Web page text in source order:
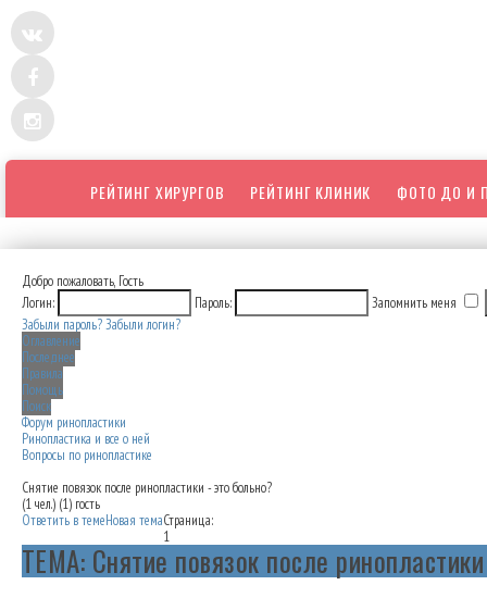
РЕЙТИНГ ХИРУРГОВ РЕЙТИНГ КЛИНИК ФОТО ДО И
Добро пожаловать, Гость
Логин:
Пароль:
Запомнить меня
Забыли пароль?Забыли логин?
Оглавление
Последнее
Правила
Помощь
Поиск
Форум ринопластики
Ринопластика и все о ней
Вопросы по ринопластике
Снятие повязок после ринопластики - это больно?
(1 чел.) (1) гость
Ответить в темеНовая темаСтраница:
1
ТЕМА: Снятие повязок после
Снятие повязок после ринопластики -